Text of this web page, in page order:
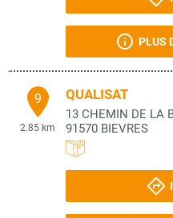
PLUS
9
2.85 km
QUALISAT
13 CHEMIN DE LA
91570 BIEVRES